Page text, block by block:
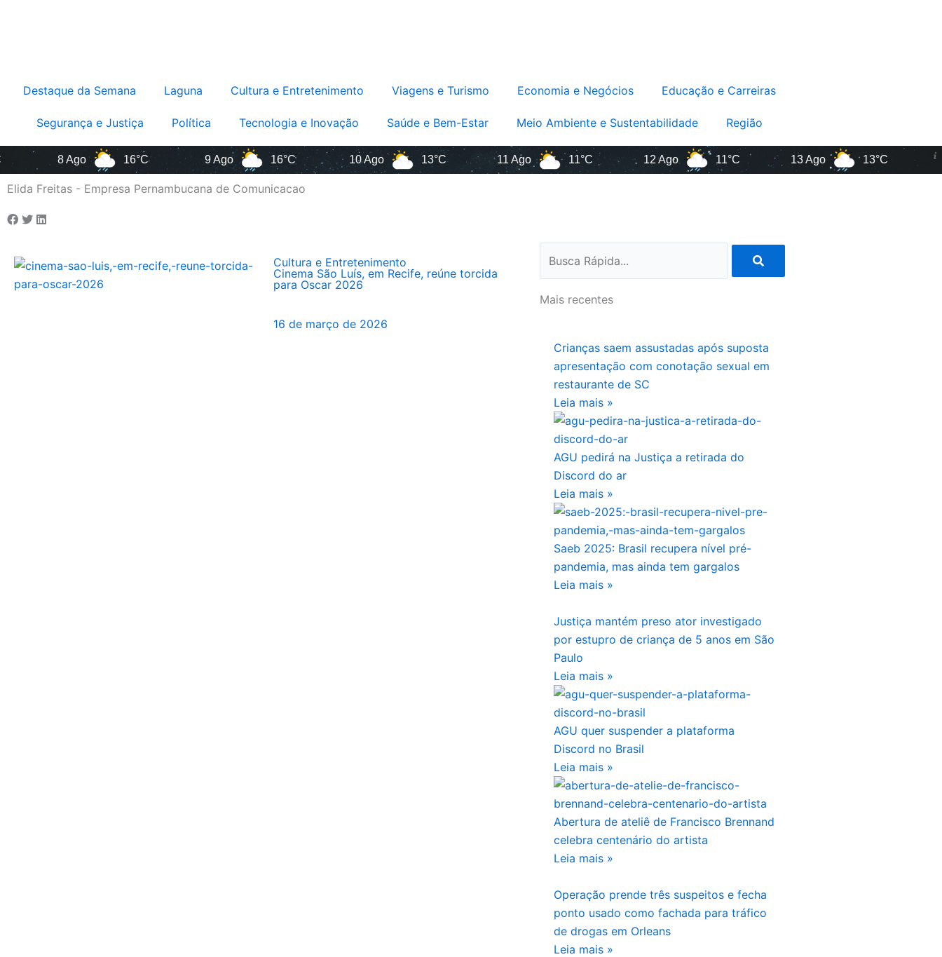
Destaque da Semana Laguna Cultura e Entretenimento Viagens e Turismo Economia e Negócios Educação e Carreiras
Segurança e Justiça Política Tecnologia e Inovação Saúde e Bem-Estar Meio Ambiente e Sustentabilidade Região
8 Ago 16°C 9 Ago 16°C 10 Ago 13°C 11 Ago 11°C 12 Ago 11°C 13 Ago 13°C
Elida Freitas - Empresa Pernambucana de Comunicacao
Cultura e Entretenimento
Cinema São Luís, em Recife, reúne torcida
para Oscar 2026
16 de março de 2026
Mais recentes
Crianças saem assustadas após suposta
apresentação com conotação sexual em
restaurante de SC
Leia mais »
AGU pedirá na Justiça a retirada do
Discord do ar
Leia mais »
Saeb 2025: Brasil recupera nível pré-
pandemia, mas ainda tem gargalos
Leia mais »
Justiça mantém preso ator investigado
por estupro de criança de 5 anos em São
Paulo
Leia mais »
AGU quer suspender a plataforma
Discord no Brasil
Leia mais »
Abertura de ateliê de Francisco Brennand
celebra centenário do artista
Leia mais »
Operação prende três suspeitos e fecha
ponto usado como fachada para tráfico
de drogas em Orleans
Leia mais »